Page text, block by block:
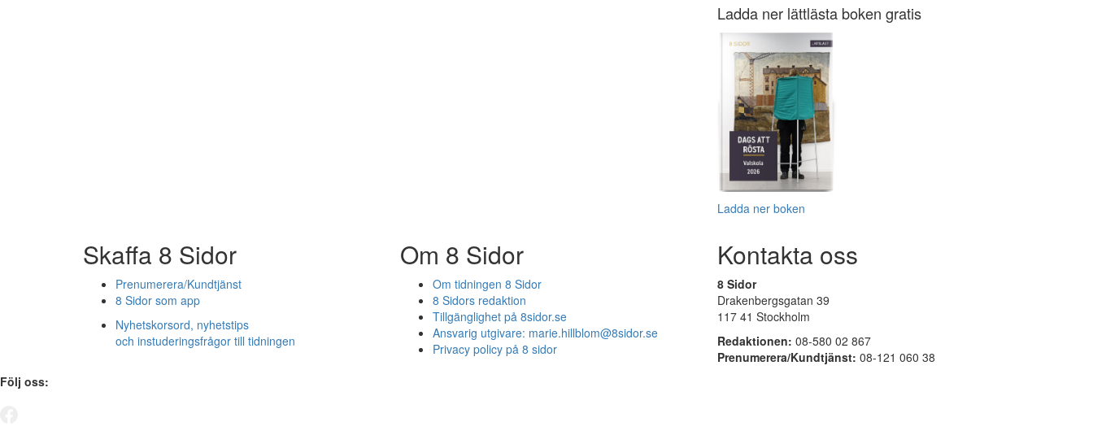
Ladda ner lättlästa boken gratis
Ladda ner boken
Skaffa 8 Sidor
Prenumerera/Kundtjänst
8 Sidor som app
Nyhetskorsord, nyhetstips
och instuderingsfrågor till tidningen
Om 8 Sidor
Om tidningen 8 Sidor
8 Sidors redaktion
Tillgänglighet på 8sidor.se
Ansvarig utgivare: marie.hillblom@8sidor.se
Privacy policy på 8 sidor
Kontakta oss
8 Sidor
Drakenbergsgatan 39
117 41 Stockholm
Redaktionen: 08-580 02 867
Prenumerera/Kundtjänst: 08-121 060 38
Följ oss: